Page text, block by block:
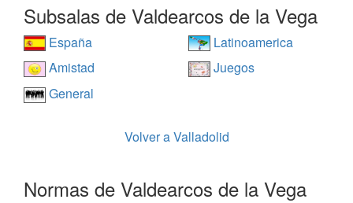
Subsalas de Valdearcos de la Vega
España
Latinoamerica
Amistad
Juegos
General
Volver a Valladolid
Normas de Valdearcos de la Vega